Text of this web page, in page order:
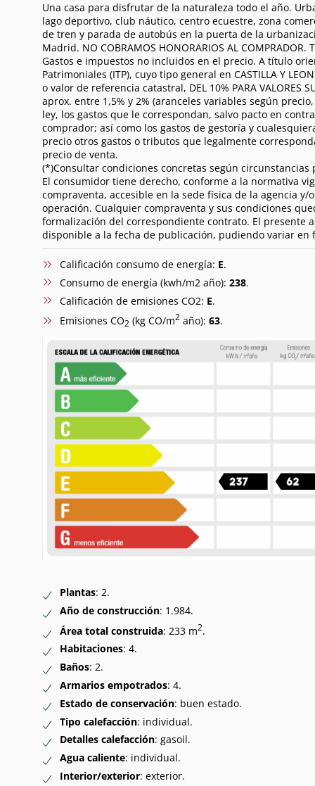
Una casa para disfrutar de la naturaleza todo el año.
lago deportivo, club náutico, centro ecuestre, zona
de tren y parada de autobús en la puerta de la
Madrid. NO COBRAMOS HONORARIOS AL COMPRADOR.
Gastos e impuestos no incluidos en el precio. A título
Patrimoniales (ITP), cuyo tipo general en CASTILLA Y
o valor de referencia catastral, DEL 10% PARA VALORES
aprox. entre 1,5% y 2% (aranceles variables según
ley, los gastos que le correspondan, salvo pacto en
comprador; así como los gastos de gestoría y
precio otros gastos o tributos que legalmente
precio de venta.
(*)Consultar condiciones concretas según
El consumidor tiene derecho, conforme a la normativa
compraventa, accesible en la sede física de la agencia
operación. Cualquier compraventa y sus condiciones
formalización del correspondiente contrato. El presente
disponible a la fecha de publicación, pudiendo variar en
Calificación consumo de energía: E.
Consumo de energía (kwh/m2 año): 238.
Calificación de emisiones CO2: E.
Emisiones CO2 (kg CO/m2año): 63.
Plantas: 2.
Año de construcción: 1.984.
Área total construida: 233 m2.
Habitaciones: 4.
Baños: 2.
Armarios empotrados: 4.
Estado de conservación: buen estado.
Tipo calefacción: individual.
Detalles calefacción: gasoil.
Agua caliente: individual.
Interior/exterior: exterior.